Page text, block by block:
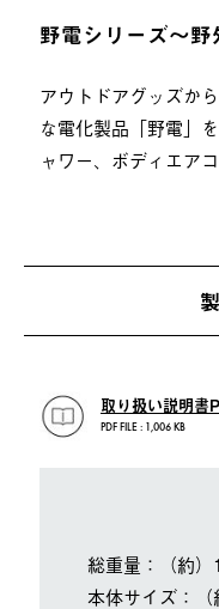
野電シリーズ〜
アウトドアグッズか
な電化製品「野電」
ャワー、ボディエア
取り扱い説明書
PDF FILE : 1,006 KB
総重量：（約
本体サイズ：